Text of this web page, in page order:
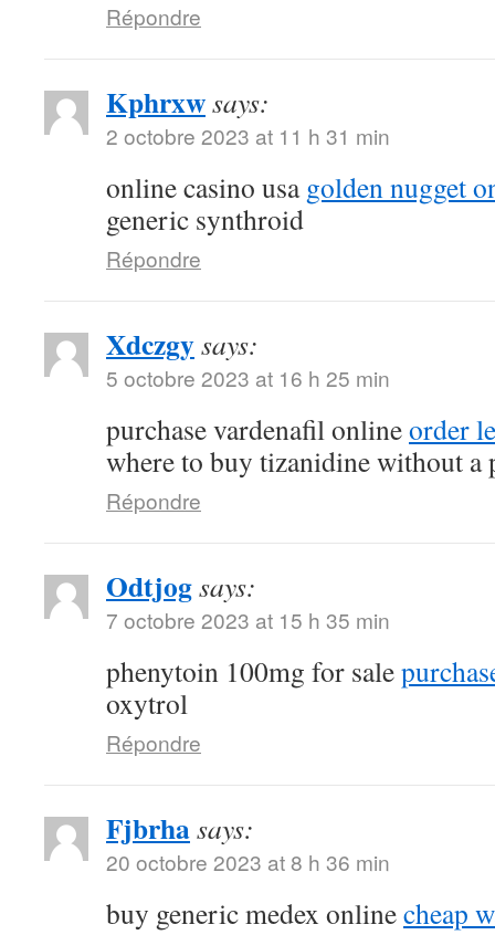
Répondre
Kphrxwsays:
2 octobre 2023 at 11 h 31 min
online casino usagolden nugget
generic synthroid
Répondre
Xdczgysays:
5 octobre 2023 at 16 h 25 min
purchase vardenafil onlineorder
where to buy tizanidine without a
Répondre
Odtjogsays:
7 octobre 2023 at 15 h 35 min
phenytoin 100mg for sale
oxytrol
Répondre
Fjbrhasays:
20 octobre 2023 at 8 h 36 min
buy generic medex onlinecheap